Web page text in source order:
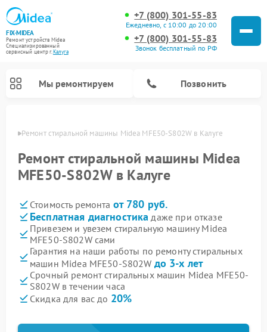
FIX-MIDEA
Ремонт устройств Midea
Специализированный
cервисный центр г.Калуга
+7 (800) 301-55-83
Ежедневно, с 10:00 до 20:00
+7 (800) 301-55-83
Звонок бесплатный по РФ
Мы ремонтируем Позвонить
Ремонт стиральной машины Midea MFE50-S802W в Калуге
Ремонт стиральной машины Midea
MFE50-S802W в Калуге
Стоимость ремонта от 780 руб.
Бесплатная диагностика даже при отказе
Привезем и увезем стиральную машину Midea
MFE50-S802W сами
Гарантия на наши работы по ремонту стиральных
машин Midea MFE50-S802W до 3-х лет
Срочный ремонт стиральных машин Midea MFE50-
S802W в течении часа
Скидка для вас до 20%